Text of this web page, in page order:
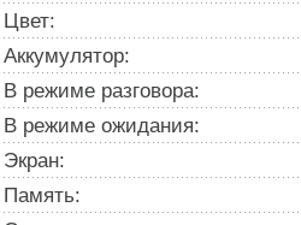
Цвет:
Аккумулятор:
В режиме разговора:
В режиме ожидания:
Экран:
Память: